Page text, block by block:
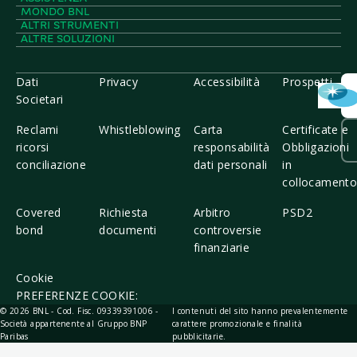
disponibile in agenzia e sul sito bnl.it verrà indicato
il nome tecnico del prodotto: “Platinum”.
altra banca: 1€ al mese.
(ipotesi di invio in formato cartaceo).
(4) Con l’opzione Reload, dopo 6 mesi
dall’erogazione del prestito, potrai richiedere alla
Banca informazioni sull’eventuale ulteriore liquidità
che ti potrà, previa valutazione interna, essere
concessa dalla Banca a titolo di prestito personale.
(5) La prima richiesta di Salto Rata può essere
presentata, dopo aver regolarmente rimborsato
almeno le prime 12 rate. Tale richiesta comporta il
pagamento di una commissione di 30 euro per ogni
periodo di sospensione indipendentemente dal
MONDO BNL
ALTRI STRUMENTI
ALTRE SOLUZIONI
Dati
Societari
Privacy Accessibilità Prospetti
Reclami
ricorsi
conciliazione
Whistleblowing
Carta
responsabilità
dati personali
Certificate e
Obbligazioni
in
collocamento
Covered
bond
Richiesta
documenti
Arbitro
controversie
finanziarie
PSD2
Cookie
PREFERENZE COOKIE:
© 2026 BNL - Cod. Fisc. 09339391006 -
Società appartenente al Gruppo BNP
Paribas
I contenuti del sito hanno prevalentemente
carattere promozionale e finalità
pubblicitarie.